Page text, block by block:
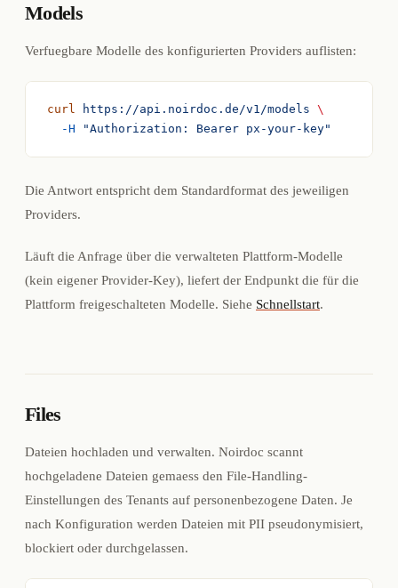
Models
Verfuegbare Modelle des konfigurierten Providers auflisten:
curl https://api.noirdoc.de/v1/models \
  -H
"Authorization: Bearer px-your-key"
Die Antwort entspricht dem Standardformat des jeweiligen
Providers.
Läuft die Anfrage über die verwalteten Plattform-Modelle
(kein eigener Provider-Key), liefert der Endpunkt die für die
Plattform freigeschalteten Modelle. Siehe Schnellstart.
Files
Dateien hochladen und verwalten. Noirdoc scannt
hochgeladene Dateien gemaess den File-Handling-
Einstellungen des Tenants auf personenbezogene Daten. Je
nach Konfiguration werden Dateien mit PII pseudonymisiert,
blockiert oder durchgelassen.